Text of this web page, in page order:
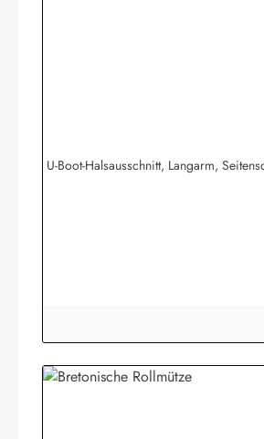
U-Boot-Halsausschnitt, Langarm,